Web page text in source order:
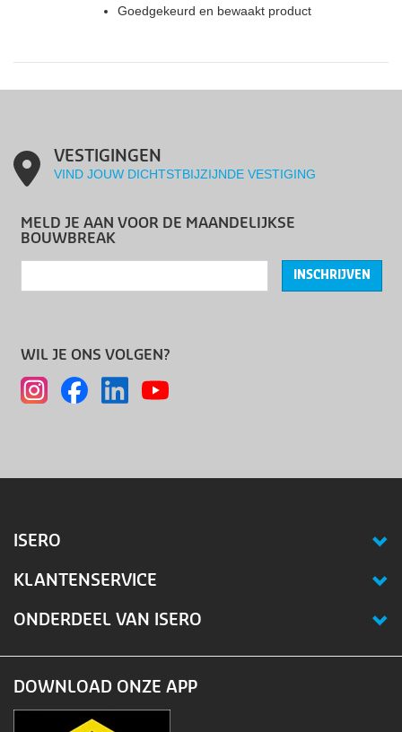
Goedgekeurd en bewaakt product
VESTIGINGEN
VIND JOUW DICHTSTBIJZIJNDE VESTIGING
MELD JE AAN VOOR DE MAANDELIJKSE
BOUWBREAK
INSCHRIJVEN
WIL JE ONS VOLGEN?
ISERO
KLANTENSERVICE
ONDERDEEL VAN ISERO
DOWNLOAD ONZE APP